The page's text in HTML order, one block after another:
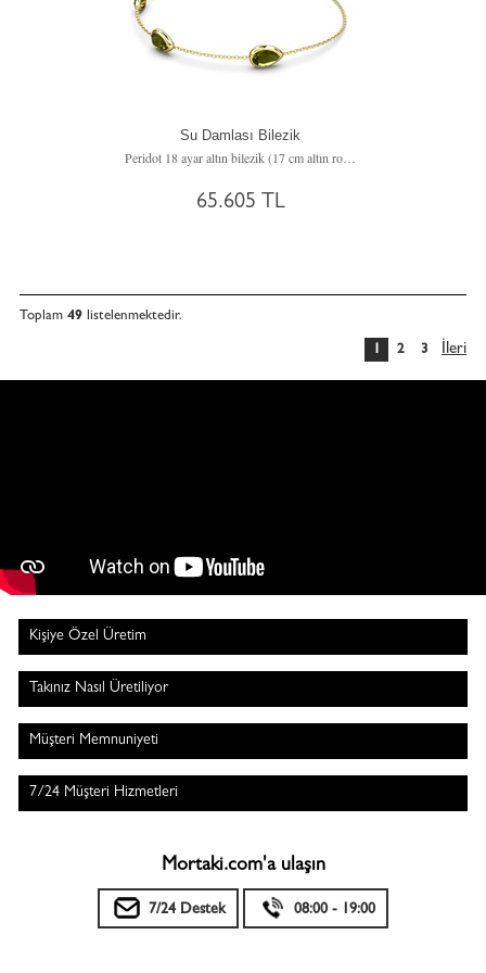
Su Damlası Bilezik
Peridot 18 ayar altın bilezik (17 cm altın rolo zincir)
65.605 TL
Toplam 49 listelenmektedir.
İleri
1 2 3
Kişiye Özel Üretim
Takınız Nasıl Üretiliyor
Müşteri Memnuniyeti
7/24 Müşteri Hizmetleri
Mortaki.com'a ulaşın
7/24 Destek 08:00 - 19:00